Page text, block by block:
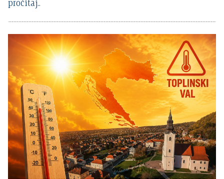
pročitaj..